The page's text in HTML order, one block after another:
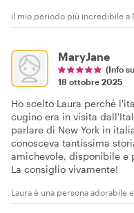
il mio periodo più incredibile a
MaryJane
(Info
18 ottobre 2025
Ho scelto Laura perché
cugino era in visita
parlare di New York in
conosceva tantissima
amichevole, disponibile e
La consiglio vivamente!
Laura è una persona adorabile